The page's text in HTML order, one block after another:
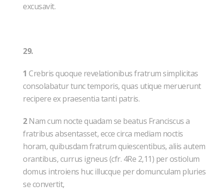
excusavit.
29.
1 Crebris quoque revelationibus fratrum simplicitas
consolabatur tunc temporis, quas utique meruerunt
recipere ex praesentia tanti patris.
2Nam cum nocte quadam se beatus Franciscus a
fratribus absentasset, ecce circa mediam noctis
horam, quibusdam fratrum quiescentibus, aliis autem
orantibus, currus igneus (cfr. 4Re 2,11) per ostiolum
domus introiens huc illucque per domunculam pluries
se convertit,